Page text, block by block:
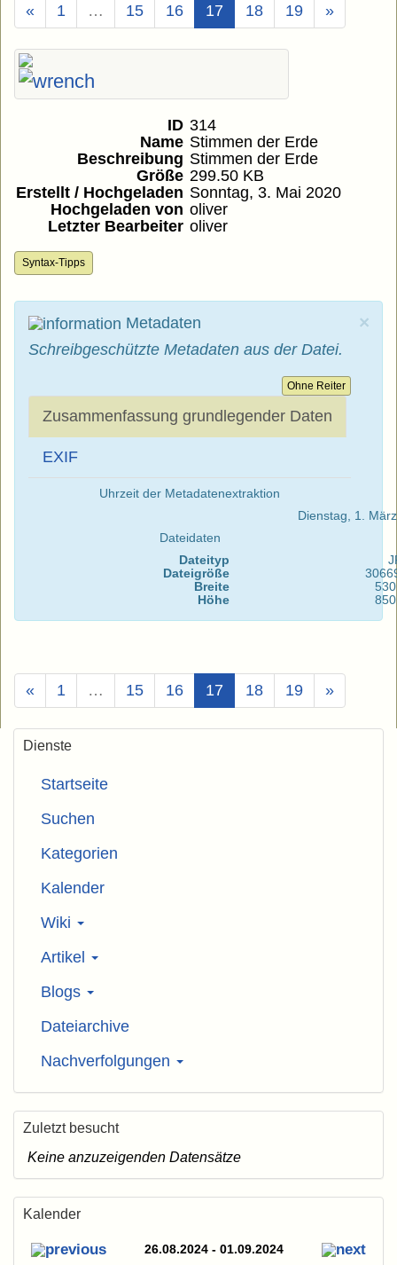
« 1 … 15 16 17(Aktuell)
18 19 »
ID 314
Name Stimmen der Erde
Beschreibung Stimmen der Erde
Größe 299.50 KB
Erstellt / Hochgeladen Sonntag, 3. Mai 2020
Hochgeladen von oliver
Letzter Bearbeiter oliver
Syntax-Tipps
×
Metadaten
Schreibgeschützte Metadaten aus der Datei.
Ohne Reiter
Zusammenfassung grundlegender Daten
EXIF
Uhrzeit der Metadatenextraktion
Dienstag, 1.
Dateidaten
Dateityp
Dateigröße
Breite
Höhe
« 1 … 15 16 17(Aktuell)
18 19 »
Dienste
Startseite
Suchen
Kategorien
Kalender
Wiki
Artikel
Blogs
Dateiarchive
Nachverfolgungen
Zuletzt besucht
Keine anzuzeigenden Datensätze
Kalender
26.08.2024 - 01.09.2024